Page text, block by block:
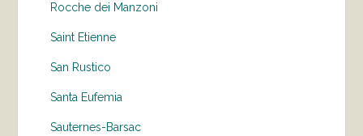
Rocche dei Manzoni
Saint Etienne
San Rustico
Santa Eufemia
Sauternes-Barsac